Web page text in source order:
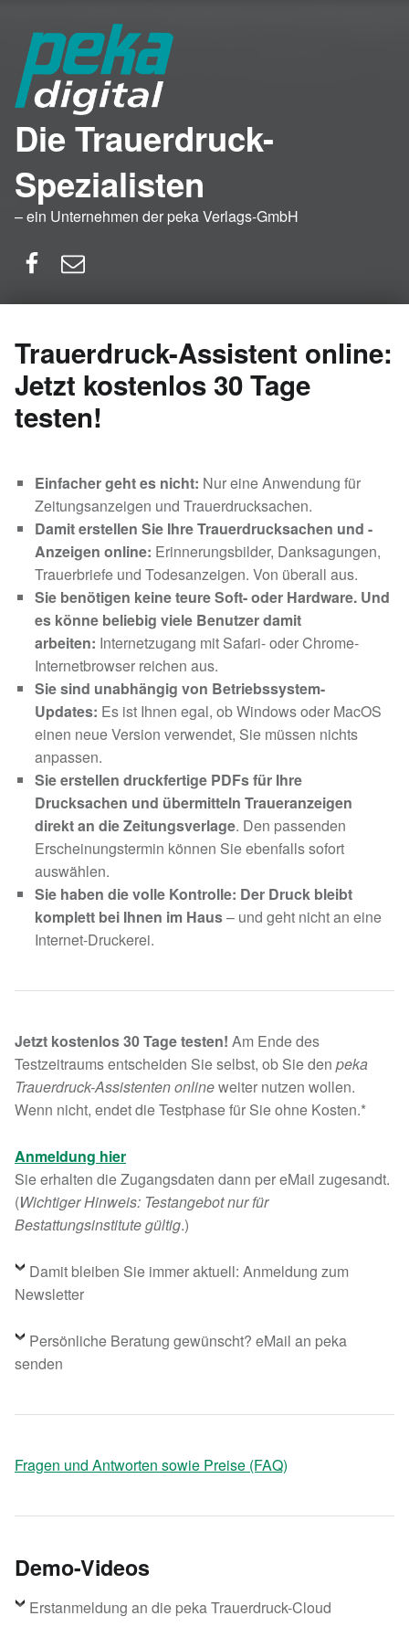
Die Trauerdruck-
Spezialisten
– ein Unternehmen der peka Verlags-GmbH
Trauerdruck-Assistent online:
Jetzt kostenlos 30 Tage
testen!
Einfacher geht es nicht: Nur eine Anwendung für
Zeitungsanzeigen und Trauerdrucksachen.
Damit erstellen Sie Ihre Trauerdrucksachen und -
Anzeigen online: Erinnerungsbilder, Danksagungen,
Trauerbriefe und Todesanzeigen. Von überall aus.
Sie benötigen keine teure Soft- oder Hardware. Und
es könne beliebig viele Benutzer damit
arbeiten: Internetzugang mit Safari- oder Chrome-
Internetbrowser reichen aus.
Sie sind unabhängig von Betriebssystem-
Updates: Es ist Ihnen egal, ob Windows oder MacOS
einen neue Version verwendet, Sie müssen nichts
anpassen.
Sie erstellen druckfertige PDFs für Ihre
Drucksachen und übermitteln Traueranzeigen
direkt an die Zeitungsverlage. Den passenden
Erscheinungstermin können Sie ebenfalls sofort
auswählen.
Sie haben die volle Kontrolle: Der Druck bleibt
komplett bei Ihnen im Haus– und geht nicht an eine
Internet-Druckerei.
Jetzt kostenlos 30 Tage testen! Am Ende des
Testzeitraums entscheiden Sie selbst, ob Sie den peka
Trauerdruck-Assistenten onlineweiter nutzen wollen.
Wenn nicht, endet die Testphase für Sie ohne Kosten.*
Anmeldung hier
Sie erhalten die Zugangsdaten dann per eMail zugesandt.
(Wichtiger Hinweis: Testangebot nur für
Bestattungsinstitute gültig.)
Damit bleiben Sie immer aktuell: Anmeldung zum
Newsletter
Persönliche Beratung gewünscht? eMail an peka
senden
Fragen und Antworten sowie Preise (FAQ)
Demo-Videos
Erstanmeldung an die peka Trauerdruck-Cloud